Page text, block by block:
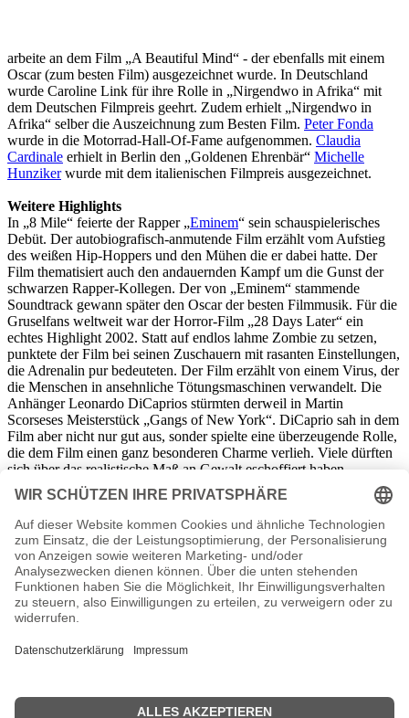
arbeite an dem Film „A Beautiful Mind“ - der ebenfalls mit einem
Oscar (zum besten Film) ausgezeichnet wurde. In Deutschland
wurde Caroline Link für ihre Rolle in „Nirgendwo in Afrika“ mit
dem Deutschen Filmpreis geehrt. Zudem erhielt „Nirgendwo in
Afrika“ selber die Auszeichnung zum Besten Film. Peter Fonda
wurde in die Motorrad-Hall-Of-Fame aufgenommen. Claudia
Cardinale erhielt in Berlin den „Goldenen Ehrenbär“ Michelle
Hunzikerwurde mit dem italienischen Filmpreis ausgezeichnet.
Weitere Highlights
In „8 Mile“ feierte der Rapper „Eminem“ sein schauspielerisches
Debüt. Der autobiografisch-anmutende Film erzählt vom Aufstieg
des weißen Hip-Hoppers und den Mühen die er dabei hatte. Der
Film thematisiert auch den andauernden Kampf um die Gunst der
schwarzen Rapper-Kollegen. Der von „Eminem“ stammende
Soundtrack gewann später den Oscar der besten Filmmusik. Für die
Gruselfans weltweit war der Horror-Film „28 Days Later“ ein
echtes Highlight 2002. Statt auf endlos lahme Zombie zu setzen,
punktete der Film bei seinen Zuschauern mit rasanten Einstellungen,
die Adrenalin pur bedeuteten. Der Film erzählt von einem Virus, der
die Menschen in ansehnliche Tötungsmaschinen verwandelt. Die
Anhänger Leonardo DiCaprios stürmten derweil in Martin
Scorseses Meisterstück „Gangs of New York“. DiCaprio sah in dem
Film aber nicht nur gut aus, sonder spielte eine überzeugende Rolle,
die dem Film einen ganz besonderen Charme verlieh. Viele dürften
sich über das realistische Maß an Gewalt eschoffiert haben.
Nina Gnädiggab Ihr Fernseh-Debüt "in Die Geschichte
Mitteldeutschlands"
Top-Kinofilme 2002
Kinofilm / Zuschauer
Der Herr der Ringe - Die zwei Türme / 10.692.798
Harry Potter und die Kammer des Schreckens / 9.702.824
Star Wars: Episode II - Angriff der Klonkrieger / 5.699.608
007 - Stirb an einem anderen Tag / 4.940.255
Ocean's Eleven / 4.429.071